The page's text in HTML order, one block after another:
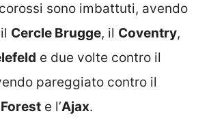
sono imbattuti, avendo
Cercle Brugge, il Coventry,
e due volte contro il
pareggiato contro il
e l’Ajax.